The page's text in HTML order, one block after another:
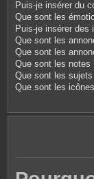
Puis-je insérer du
Que sont les
Puis-je insérer des
Que sont les
Que sont les
Que sont les notes
Que sont les
Que sont les